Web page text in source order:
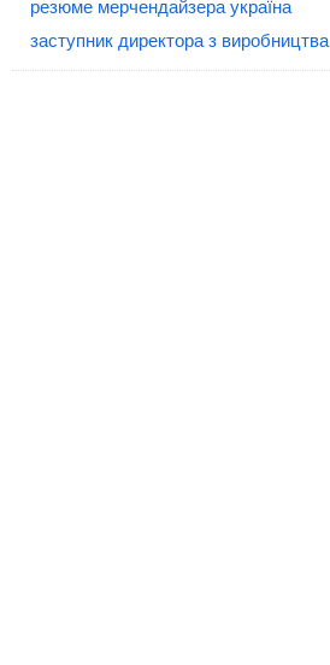
резюме мерчендайзера україна
заступник директора з виробництва